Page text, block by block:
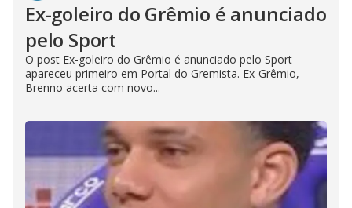
Ex-goleiro do Grêmio é anunciado
pelo Sport
O post Ex-goleiro do Grêmio é anunciado pelo Sport
apareceu primeiro em Portal do Gremista. Ex-Grêmio,
Brenno acerta com novo...